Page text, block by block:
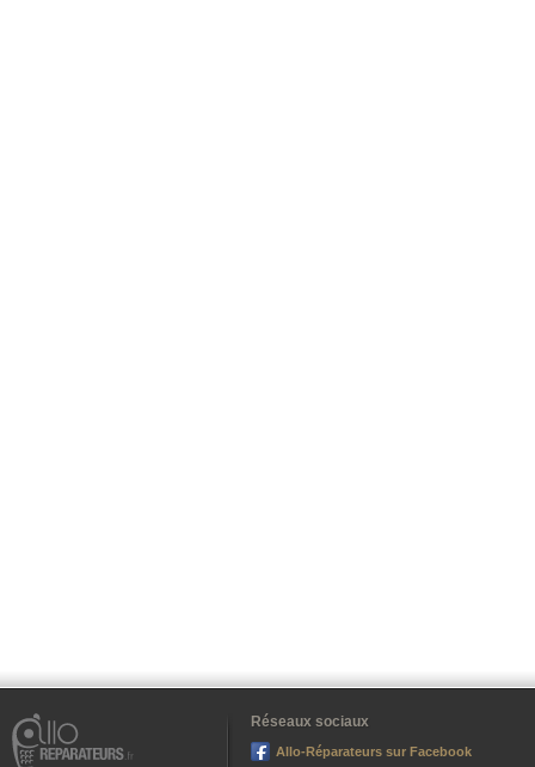
Réseaux sociaux
Allo-Réparateurs sur Facebook